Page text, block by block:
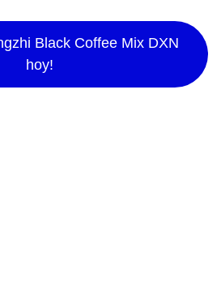
Black Coffee Mix DXN
hoy!